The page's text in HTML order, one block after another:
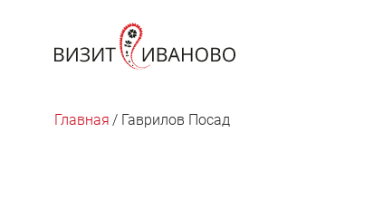
Главная / Гаврилов Посад